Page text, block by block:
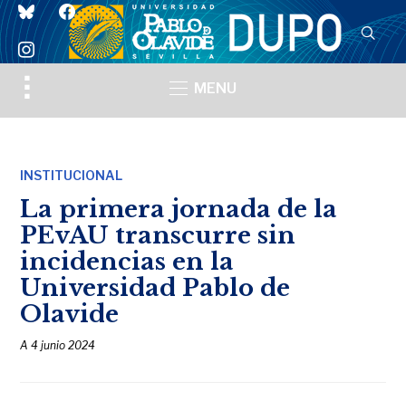
blueskyfacebook
instagram
Toggle
sidebar
MENU
INSTITUCIONAL
La primera jornada de la
PEvAU transcurre sin
incidencias en la
Universidad Pablo de
Olavide
A4 junio 2024